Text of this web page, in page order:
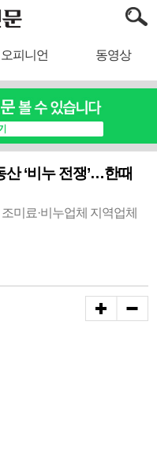
오피니언 동영상
산 ‘비누 전쟁’…한때
미료·비누업체 지역업체